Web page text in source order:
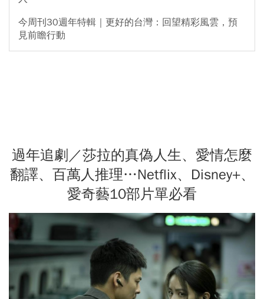
今周刊30週年特輯｜更好的台灣：回望精彩風雲，預
見前瞻行動
過年追劇／莎拉的真偽人生、愛情怎麼
翻譯、百萬人推理…Netflix、Disney+、
愛奇藝10部片單必看